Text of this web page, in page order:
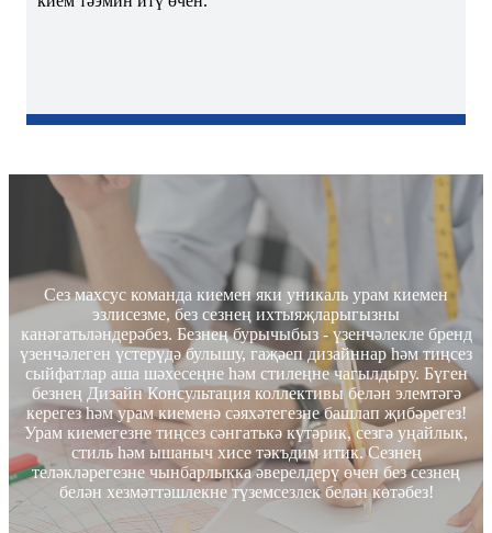
Сез махсус команда киемен яки уникаль урам киемен
эзлисезме, без сезнең ихтыяҗларыгызны
канәгатьләндерәбез. Безнең бурычыбыз - үзенчәлекле бренд
үзенчәлеген үстерүдә булышу, гаҗәеп дизайннар һәм тиңсез
сыйфатлар аша шәхесеңне һәм стилеңне чагылдыру. Бүген
безнең Дизайн Консультация коллективы белән элемтәгә
керегез һәм урам киеменә сәяхәтегезне башлап җибәрегез!
Урам киемегезне тиңсез сәнгатькә күтәрик, сезгә уңайлык,
стиль һәм ышаныч хисе тәкъдим итик. Сезнең
теләкләрегезне чынбарлыкка әверелдерү өчен без сезнең
белән хезмәттәшлекне түземсезлек белән көтәбез!